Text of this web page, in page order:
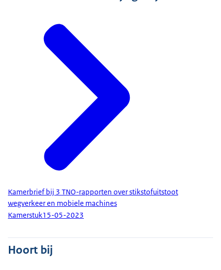
Kamerbrief bij 3 TNO-rapporten over stikstofuitstoot
wegverkeer en mobiele machines
Kamerstuk15-05-2023
Hoort bij